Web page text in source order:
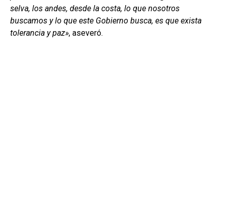
selva, los andes, desde la costa, lo que nosotros
buscamos y lo que este Gobierno busca, es que exista
tolerancia y paz», aseveró.